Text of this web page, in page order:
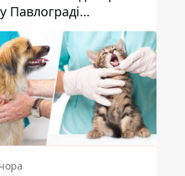
Павлограді
двох чоловіків